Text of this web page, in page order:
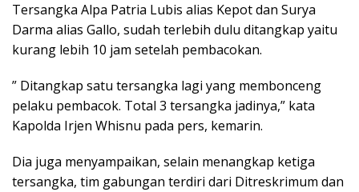
Tersangka Alpa Patria Lubis alias Kepot dan Surya
Darma alias Gallo, sudah terlebih dulu ditangkap yaitu
kurang lebih 10 jam setelah pembacokan.
” Ditangkap satu tersangka lagi yang membonceng
pelaku pembacok. Total 3 tersangka jadinya,” kata
Kapolda Irjen Whisnu pada pers, kemarin.
Dia juga menyampaikan, selain menangkap ketiga
tersangka, tim gabungan terdiri dari Ditreskrimum dan